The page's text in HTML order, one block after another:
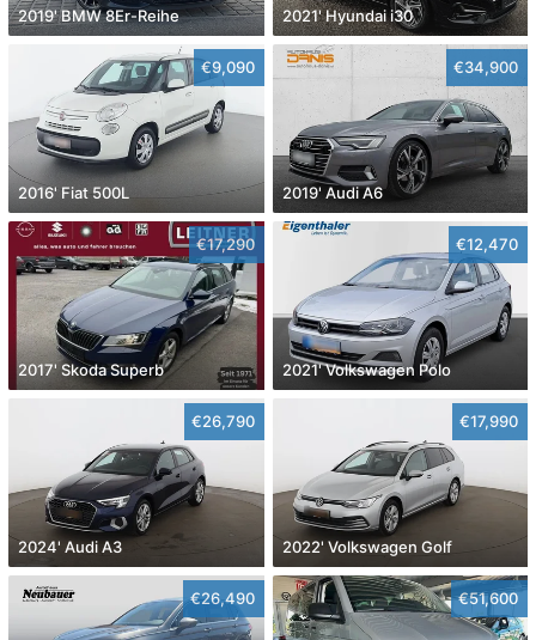
2019' BMW 8Er-Reihe 2021' Hyundai i30
€9,090
2016' Fiat 500L
€34,900
2019' Audi A6
€17,290
2017' Skoda Superb
€12,470
2021' Volkswagen Polo
€26,790
2024' Audi A3
€17,990
2022' Volkswagen Golf
€26,490 €51,600